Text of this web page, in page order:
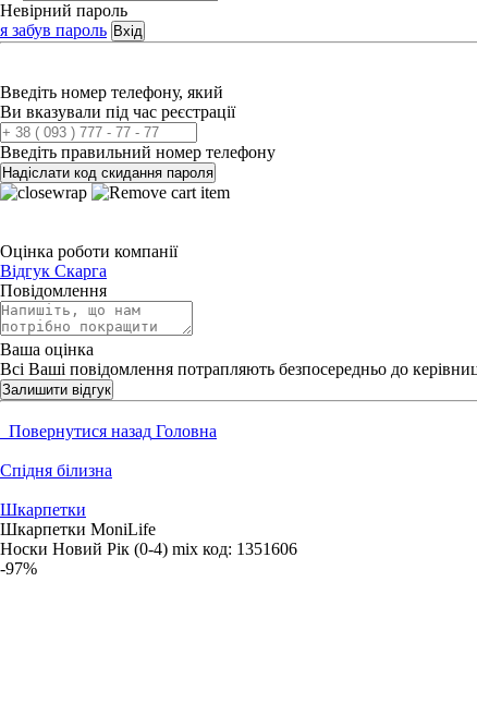
Невірний пароль
я забув пароль Вхід
Введіть номер телефону, який
Ви вказували під час реєстрації
Введіть правильний номер телефону
Надіслати код скидання пароля
Оцінка роботи компанії
Відгук Скарга
Повідомлення
Ваша оцінка
Всі Ваші повідомлення потрапляють безпосередньо до
Залишити відгук
Повернутися назад Головна
Спідня білизна
Шкарпетки
Шкарпетки MoniLife
Носки Новий Рік (0-4) mix код: 1351606
-97%